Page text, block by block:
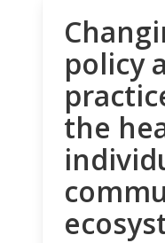
policy
the